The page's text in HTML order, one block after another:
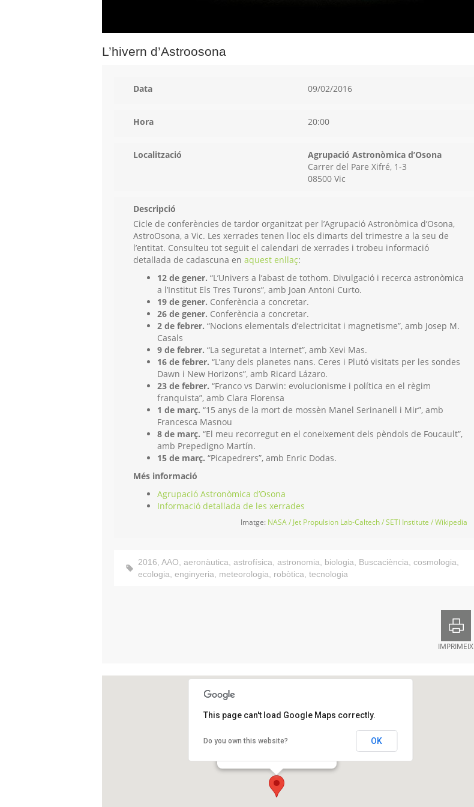
L’hivern d’Astroosona
Data 09/02/2016
Hora 20:00
Localització
Agrupació Astronòmica d’Osona
Carrer del Pare Xifré, 1-3
08500 Vic
Descripció
Cicle de conferències de tardor organitzat per l’Agrupació Astronòmica d’Osona,
AstroOsona, a Vic. Les xerrades tenen lloc els dimarts del trimestre a la seu de
l’entitat. Consulteu tot seguit el calendari de xerrades i trobeu informació
detallada de cadascuna en aquest enllaç:
12 de gener. “L’Univers a l’abast de tothom. Divulgació i recerca astronòmica
a l’Institut Els Tres Turons”, amb Joan Antoni Curto.
19 de gener. Conferència a concretar.
26 de gener. Conferència a concretar.
2 de febrer. “Nocions elementals d’electricitat i magnetisme”, amb Josep M.
Casals
9 de febrer. “La seguretat a Internet”, amb Xevi Mas.
16 de febrer. “L’any dels planetes nans. Ceres i Plutó visitats per les sondes
Dawn i New Horizons”, amb Ricard Lázaro.
23 de febrer. “Franco vs Darwin: evolucionisme i política en el règim
franquista”, amb Clara Florensa
1 de març. “15 anys de la mort de mossèn Manel Serinanell i Mir”, amb
Francesca Masnou
8 de març. “El meu recorregut en el coneixement dels pèndols de Foucault”,
amb Prepedigno Martín.
15 de març. “Picapedrers”, amb Enric Dodas.
Més informació
Agrupació Astronòmica d’Osona
Informació detallada de les xerrades
Imatge: NASA / Jet Propulsion Lab-Caltech / SETI Institute / Wikipedia
2016, AAO, aeronàutica, astrofísica, astronomia, biologia, Buscaciència, cosmologia,
ecologia, enginyeria, meteorologia, robòtica, tecnologia
IMPRIMEIX
Carrer del Pare Xifré, 1-3
This page can't load Google Maps correctly.
Do you own this website? OK